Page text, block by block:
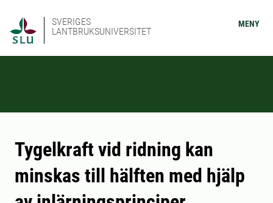
SVERIGES
LANTBRUKSUNIVERSITET
MENY
Tygelkraft vid ridning kan
minskas till hälften med hjälp